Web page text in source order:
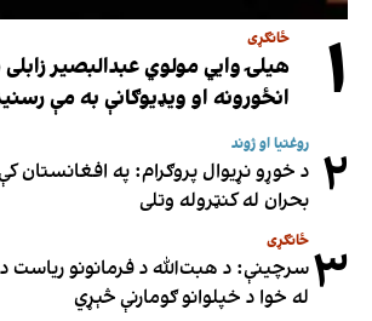
۱ ځانګړی
هیلۍ وایي مولوي عبدالبصیر
انځورونه او ویډیوګانې به مې
۲ روغتیا او ژوند
د خوړو نړیوال پروګرام: په افغانستان
بحران له کنټروله وتلی
۳ ځانګړی
سرچینې: د هبت‌الله د فرمانونو ریاست د
له خوا د خپلوانو ګومارنې څېړي